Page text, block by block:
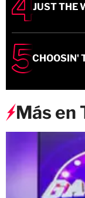
JUST THE
CHOOSIN'
Más en